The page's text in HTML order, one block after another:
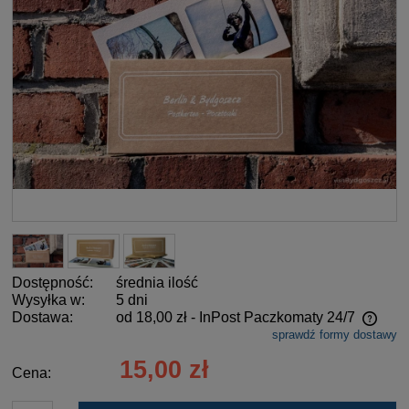
Dostępność:
średnia ilość
Wysyłka w:
5 dni
Dostawa:
od 18,00 zł - InPost Paczkomaty 24/7
Cena nie zawiera ewentualnych kosztów płatnościsprawdź formy dostawy
Cena: 15,00 zł